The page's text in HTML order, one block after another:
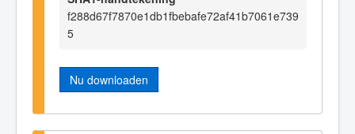
f288d67f7870e1db1fbebafe72af41b7061e739
5
Nu downloaden